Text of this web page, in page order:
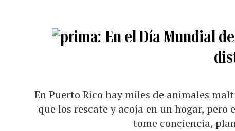
En el Día Mundial
En Puerto Rico hay miles de animales
que los rescate y acoja en un hogar,
tome conciencia,